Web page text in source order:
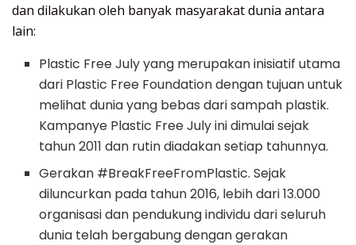
dan dilakukan oleh banyak masyarakat dunia antara
lain:
Plastic Free July yang merupakan inisiatif utama
dari Plastic Free Foundation dengan tujuan untuk
melihat dunia yang bebas dari sampah plastik.
Kampanye Plastic Free July ini dimulai sejak
tahun 2011 dan rutin diadakan setiap tahunnya.
Gerakan #BreakFreeFromPlastic. Sejak
diluncurkan pada tahun 2016, lebih dari 13.000
organisasi dan pendukung individu dari seluruh
dunia telah bergabung dengan gerakan